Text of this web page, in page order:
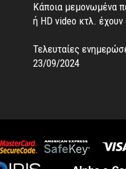
Κάποια μεμονωμένα
ή HD video κτλ. έχουν
Τελευταίες
23/09/2024